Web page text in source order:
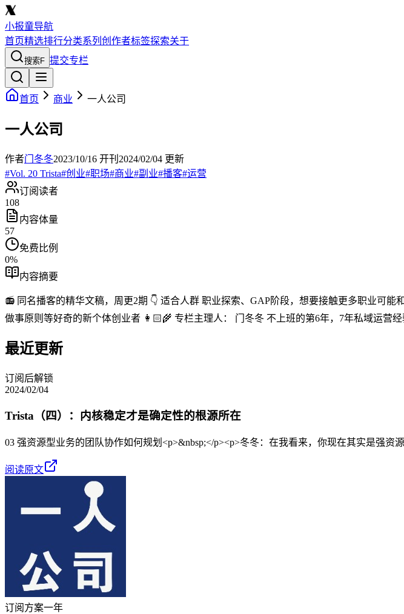
小报童导航
首页精选排行分类系列 创作者标签探索关于
搜索F 提交专栏
首页 商业 一人公司
一人公司
作者门冬冬2023/10/16 开刊 2024/02/04 更新
#Vol. 20 Trista#创业#职场#商业#副业#播客#运营
订阅读者
108
内容体量
57
免费比例
0%
内容摘要
📻 同名播客的精华文稿，周更2期 👇 适合人群 职业探索、GAP阶段，想要接触更多职业可
做事原则等好奇的新个体创业者 👩🏻‍🌾 专栏主理人： 门冬冬 不上班的第6年，7年私域运营
最近更新
订阅后解锁
2024/02/04
Trista（四）：内核稳定才是确定性的根源所在
03 强资源型业务的团队协作如何规划<p>&nbsp;</p><p>冬冬：在我看来，你现在其实是强资
阅读原文
订阅方案一年